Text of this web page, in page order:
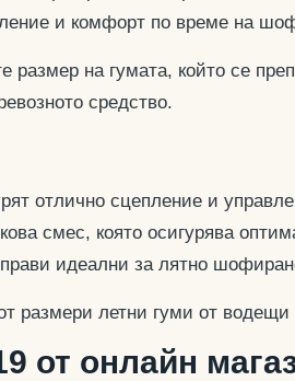
и комфорт по време на
размер на гумата, който се
средство.
отлично сцепление и
смес, която осигурява
идеални за лятно
размери летни гуми от
от онлайн